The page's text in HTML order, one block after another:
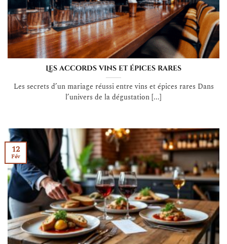
Les accords vins et épices rares
Les secrets d’un mariage réussi entre vins et épices rares Dans
l’univers de la dégustation [...]
12
Fév